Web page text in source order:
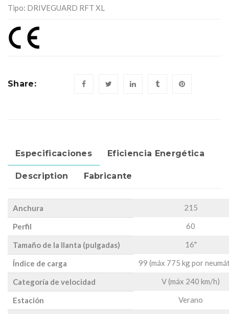
Tipo: DRIVEGUARD RFT XL
Share:
Especificaciones Eficiencia Energética
Description Fabricante
Anchura 215
Perfil 60
Tamaño de la llanta (pulgadas) 16"
Índice de carga 99 (máx 775 kg por
Categoría de velocidad V (máx 240 km/h)
Estación Verano